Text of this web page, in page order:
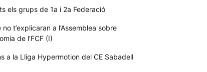
els grups de 1a i 2a Federació
no t’explicaran a l’Assemblea sobre
de l’FCF (I)
a la Lliga Hypermotion del CE Sabadell